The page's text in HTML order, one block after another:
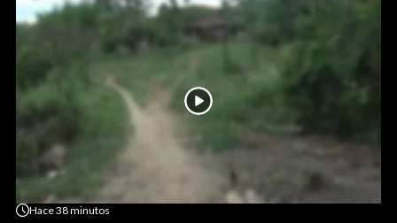
Hace38 minutos